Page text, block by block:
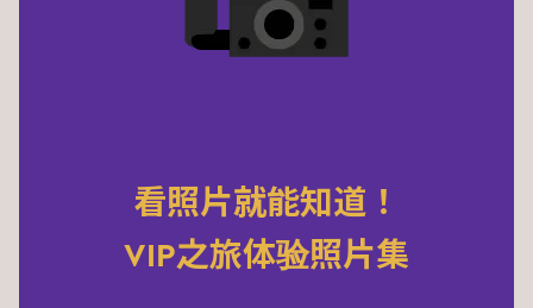
看照片就能知道！
VIP之旅体验照片集